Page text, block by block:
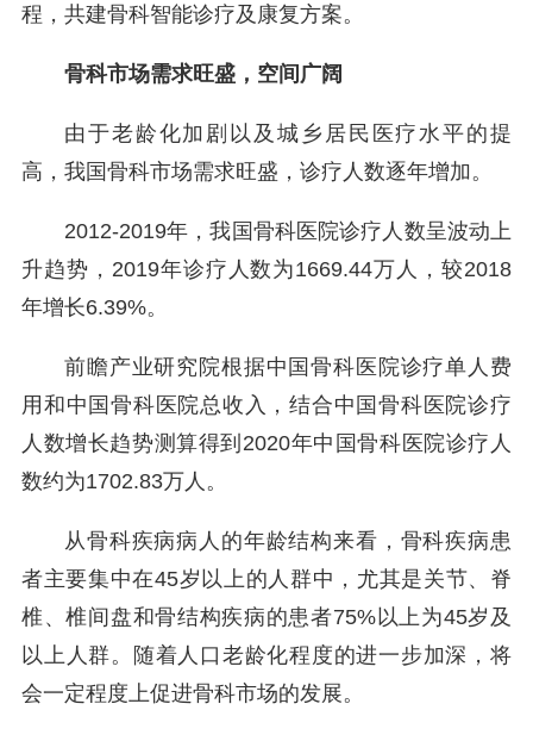
程，共建骨科智能诊疗及康复方案。
骨科市场需求旺盛，空间广阔
由于老龄化加剧以及城乡居民医疗水平的提
高，我国骨科市场需求旺盛，诊疗人数逐年增加。
2012-2019年，我国骨科医院诊疗人数呈波动上
升趋势，2019年诊疗人数为1669.44万人，较2018
年增长6.39%。
前瞻产业研究院根据中国骨科医院诊疗单人费
用和中国骨科医院总收入，结合中国骨科医院诊疗
人数增长趋势测算得到2020年中国骨科医院诊疗人
数约为1702.83万人。
从骨科疾病病人的年龄结构来看，骨科疾病患
者主要集中在45岁以上的人群中，尤其是关节、脊
椎、椎间盘和骨结构疾病的患者75%以上为45岁及
以上人群。随着人口老龄化程度的进一步加深，将
会一定程度上促进骨科市场的发展。